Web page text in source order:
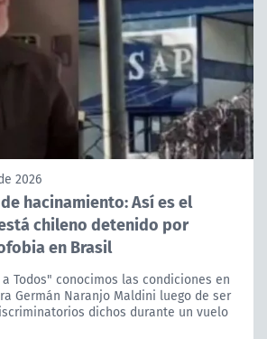
2026
hacinamiento: Así es el
chileno detenido por
en Brasil
Todos" conocimos las condiciones en
Germán Naranjo Maldini luego de ser
dichos durante un vuelo